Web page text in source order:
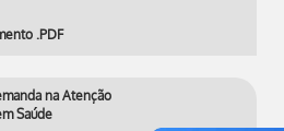
.PDF
na Atenção
Saúde